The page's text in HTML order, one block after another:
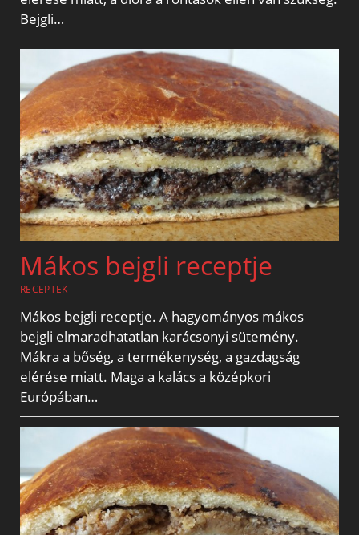
Bejgli…
Mákos bejgli receptje
RECEPTEK
Mákos bejgli receptje. A hagyományos mákos
bejgli elmaradhatatlan karácsonyi sütemény.
Mákra a bőség, a termékenység, a gazdagság
elérése miatt. Maga a kalács a középkori
Európában…